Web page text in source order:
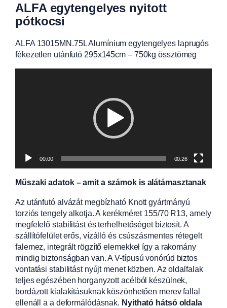
ALFA egytengelyes nyitott
pótkocsi
ALFA 13015MN.75L Alumínium egytengelyes laprugós
fékezetlen utánfutó 295x145cm – 750kg össztömeg
00:00 00:26
Műszaki adatok – amit a számok is alátámasztanak
Az utánfutó alvázát megbízható Knott gyártmányú
torziós tengely alkotja. A kerékméret 155/70 R13, amely
megfelelő stabilitást és terhelhetőséget biztosít. A
szállítófelület erős, vízálló és csúszásmentes rétegelt
falemez, integrált rögzítő elemekkel így a rakomány
mindig biztonságban van. A V-típusú vonórúd biztos
vontatási stabilitást nyújt menet közben. Az oldalfalak
teljes egészében horganyzott acélból készülnek,
bordázott kialakításuknak köszönhetően merev fallal
ellenáll a a deformálódásnak. Nyitható hátsó oldala